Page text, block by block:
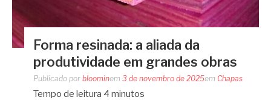
Forma resinada: a aliada da
produtividade em grandes obras
Publicado por bloominem 3 de novembro de 2025em Chapas
Tempo de leitura 4 minutos